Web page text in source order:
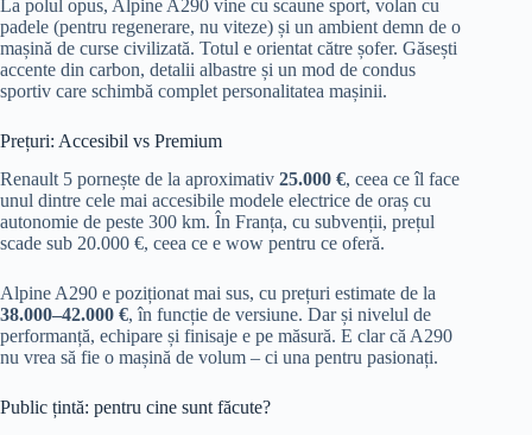
La polul opus, Alpine A290 vine cu scaune sport, volan cu
padele (pentru regenerare, nu viteze) și un ambient demn de o
mașină de curse civilizată. Totul e orientat către șofer. Găsești
accente din carbon, detalii albastre și un mod de condus
sportiv care schimbă complet personalitatea mașinii.
Prețuri: Accesibil vs Premium
Renault 5 pornește de la aproximativ 25.000 €, ceea ce îl face
unul dintre cele mai accesibile modele electrice de oraș cu
autonomie de peste 300 km. În Franța, cu subvenții, prețul
scade sub 20.000 €, ceea ce e wow pentru ce oferă.
Alpine A290 e poziționat mai sus, cu prețuri estimate de la
38.000–42.000 €, în funcție de versiune. Dar și nivelul de
performanță, echipare și finisaje e pe măsură. E clar că A290
nu vrea să fie o mașină de volum – ci una pentru pasionați.
Public țintă: pentru cine sunt făcute?